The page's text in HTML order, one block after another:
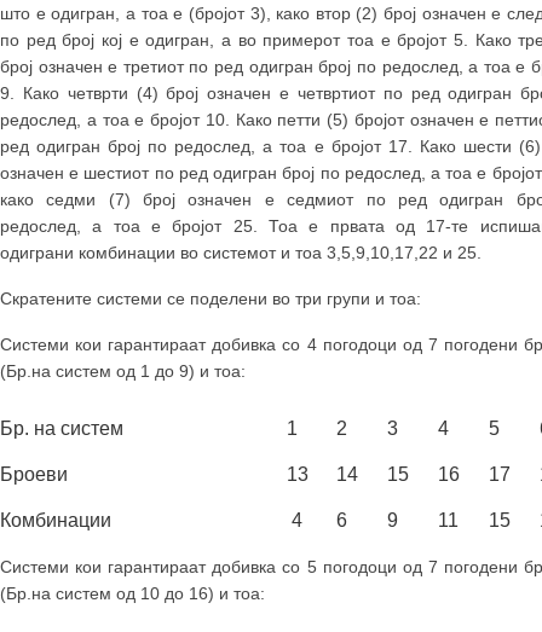
што е одигран, а тоа е (бројот 3), како втор (2) број означен е
по ред број кој е одигран, а во примерот тоа е бројот 5. Како
број означен е третиот по ред одигран број по редослед, а тоа е
9. Како четврти (4) број означен е четвртиот по ред одигран
редослед, а тоа е бројот 10. Како петти (5) бројот означен е
ред одигран број по редослед, а тоа е бројот 17. Како шести (6)
означен е шестиот по ред одигран број по редослед, а тоа е
како седми (7) број означен е седмиот по ред одигран
редослед, а тоа е бројот 25. Тоа е првата од 17-те
одиграни комбинации во системот и тоа 3,5,9,10,17,22 и 25.
Скратените системи се поделени во три групи и тоа:
Системи кои гарантираат добивка со 4 погодоци од 7 погодени
(Бр.на систем од 1 до 9) и тоа:
Бр. на систем 1 2 3 4 5
Броеви 13 14 15 16 17
Комбинации 4 6 9 11 15
Системи кои гарантираат добивка со 5 погодоци од 7 погодени
(Бр.на систем од 10 до 16) и тоа: